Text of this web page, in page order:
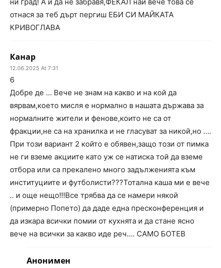
отнася за теб дърт пергиш ЕБИ СИ МАЙКАТА
КРИВОГЛАВА
Канар
12.06.2025 At 7:31
6
Добре де … Вече не знам на какво и на кой да
вярвам,което мисля е нормално в нашата държава за
нормалните жители и фенове,които не са от
фракции,не са на хранилка и не гласуват за никой,но ….
При този вариант 2 който е обявен,защо този от пимка
не ги вземе акциите като уж се натиска той да вземе
отбора или са прекалено много задълженията към
институциите и футболисти???Тотална каша ми е вече
.. и още нещо!!!Все трябва да се намери някой
(примерно Попето) да даде една пресконференция и
да изкара всички помии от кухнята и да стане ясно
вече на всички за какво иде реч…. САМО БОТЕВ
Анонимен